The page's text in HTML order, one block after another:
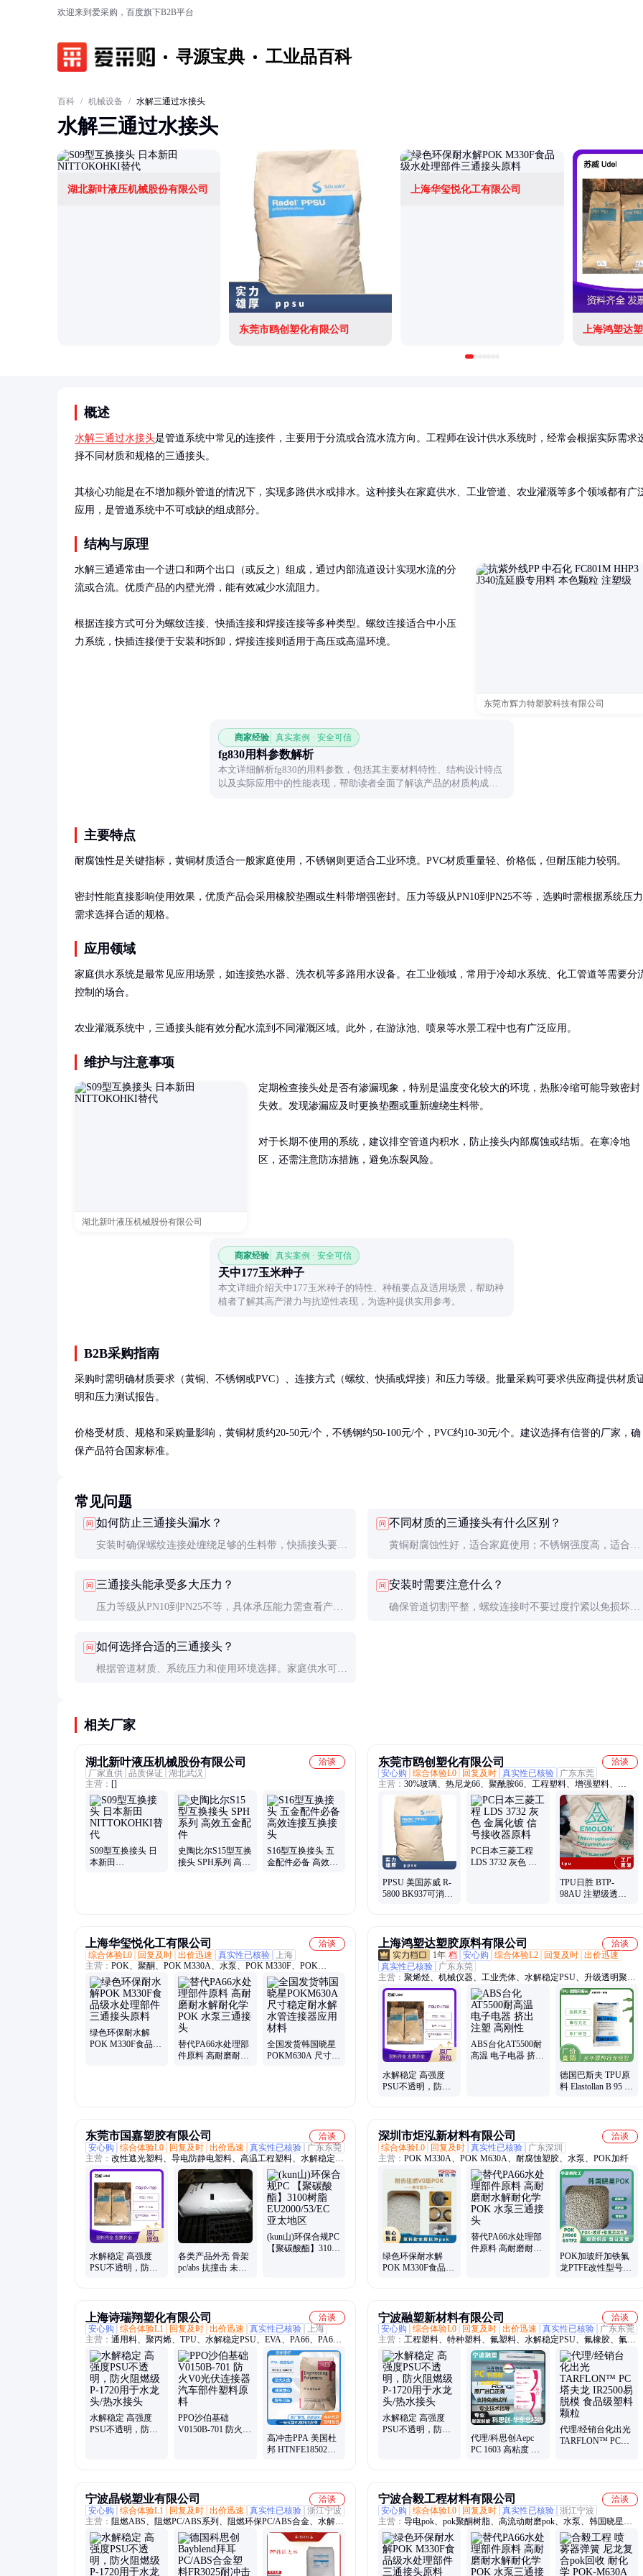
欢迎来到爱采购，百度旗下B2B平台
寻源宝典 工业品百科
百科 / 机械设备 / 水解三通过水接头
水解三通过水接头
湖北新叶液压机械股份有限公司
东莞市鸥创塑化有限公司
上海华玺悦化工有限公司
上海鸿塑达
概述
水解三通过水接头是管道系统中常见的连接件，主要用于分流或合流水流方向。工程师在设计供水系统时，经常会根据实际需求
择不同材质和规格的三通接头。
其核心功能是在不增加额外管道的情况下，实现多路供水或排水。这种接头在家庭供水、工业管道、农业灌溉等多个领域都有广
应用，是管道系统中不可或缺的组成部分。
结构与原理
东莞市辉力特塑胶科技有限公司
水解三通通常由一个进口和两个出口（或反之）组成，通过内部流道设计实现水流的分
流或合流。优质产品的内壁光滑，能有效减少水流阻力。
根据连接方式可分为螺纹连接、快插连接和焊接连接等多种类型。螺纹连接适合中小压
力系统，快插连接便于安装和拆卸，焊接连接则适用于高压或高温环境。
商家经验 真实案例 · 安全可信
fg830用料参数解析
本文详细解析fg830的用料参数，包括其主要材料特性、结构设计特点
以及实际应用中的性能表现，帮助读者全面了解该产品的材质构成和
主要特点
耐腐蚀性是关键指标，黄铜材质适合一般家庭使用，不锈钢则更适合工业环境。PVC材质重量轻、价格低，但耐压能力较弱。
密封性能直接影响使用效果，优质产品会采用橡胶垫圈或生料带增强密封。压力等级从PN10到PN25不等，选购时需根据系统压力
需求选择合适的规格。
应用领域
家庭供水系统是最常见应用场景，如连接热水器、洗衣机等多路用水设备。在工业领域，常用于冷却水系统、化工管道等需要分
控制的场合。
农业灌溉系统中，三通接头能有效分配水流到不同灌溉区域。此外，在游泳池、喷泉等水景工程中也有广泛应用。
维护与注意事项
湖北新叶液压机械股份有限公司
定期检查接头处是否有渗漏现象，特别是温度变化较大的环境，热胀冷缩可能导致密封
失效。发现渗漏应及时更换垫圈或重新缠绕生料带。
对于长期不使用的系统，建议排空管道内积水，防止接头内部腐蚀或结垢。在寒冷地
区，还需注意防冻措施，避免冻裂风险。
商家经验 真实案例 · 安全可信
天中177玉米种子
本文详细介绍天中177玉米种子的特性、种植要点及适用场景，帮助种
植者了解其高产潜力与抗逆性表现，为选种提供实用参考。
B2B采购指南
采购时需明确材质要求（黄铜、不锈钢或PVC）、连接方式（螺纹、快插或焊接）和压力等级。批量采购可要求供应商提供材质
明和压力测试报告。
价格受材质、规格和采购量影响，黄铜材质约20-50元/个，不锈钢约50-100元/个，PVC约10-30元/个。建议选择有信誉的厂家，确
保产品符合国家标准。
常见问题
问 如何防止三通接头漏水？
安装时确保螺纹连接处缠绕足够的生料带，快插接头要检
理。
问 不同材质的三通接头有什么区别？
黄铜耐腐蚀性好，适合家庭使用；不锈钢强度高，适合工
问 三通接头能承受多大压力？
压力等级从PN10到PN25不等，具体承压能力需查看产品
求。
问 安装时需要注意什么？
确保管道切割平整，螺纹连接时不要过度拧紧以免损坏螺
问 如何选择合适的三通接头？
根据管道材质、系统压力和使用环境选择。家庭供水可选
相关厂家
湖北新叶液压机械股份有限公司
洽谈
厂家直供 品质保证 湖北武汉
主营： []
S09型互换接头 日
本新田
史陶比尔S15型互换
接头 SPH系列 高效
S16型互换接头 五
金配件必备 高效连
东莞市鸥创塑化有限公司
洽谈
安心购
综合体验L0 回复及时 真实性已核验
广东东莞
主营： 30%玻璃、热尼龙66、聚酰胺66、工程塑料、增强塑料、
htn54g15hslr、高温尼龙、塑胶颗粒、增强材料、尼龙玻纤、LCP、
TPU、美国杜邦、日本宝理、德国拜耳、ST801、2805、PC、757、
100P、陶氏POE、8480
PPSU 美国苏威 R-
5800 BK937可消毒
PC日本三菱工程
LDS 3732 灰色 金
TPU日胜 BTP-
98AU 注塑级透明;
上海华玺悦化工有限公司
洽谈
综合体验L0
回复及时 出价迅速 真实性已核验
上海
主营： POK、聚酮、POK M330A、水泵、POK M330F、POK
M630A、POK M630F、PA66、POM
绿色环保耐水解
POK M330F食品级
替代PA66水处理部
件原料 高耐磨耐水
全国发货韩国晓星
POKM630A 尺寸稳
上海鸿塑达塑胶原料有限公司
洽谈
1年 档 安心购 综合体验L2 回复及时 出价迅速
真实性已核验
广东东莞
主营： 聚烯烃、机械仪器、工业壳体、水解稳定PSU、升级透明聚丙
烯
水解稳定 高强度
PSU不透明，防火
ABS台化AT5500耐
高温 电子电器 挤出
德国巴斯夫 TPU原
料 Elastollan B 95 A
东莞市国嘉塑胶有限公司
洽谈
安心购
综合体验L0 回复及时 出价迅速 真实性已核验
广东东莞
主营： 改性遮光塑料、导电防静电塑料、高温工程塑料、水解稳定
PSU、EVOH阻隔材料、PPA材料、PPS材料、PA66材料、PC/ABS材
料、LCP材料、PC材料、PCTG材料、光扩散材料、PA6材料、工程
塑料、通用塑料、TPU聚氨酯
水解稳定 高强度
PSU不透明，防火
各类产品外壳 骨架
pc/abs 抗撞击 未增
(kun山)环保合规PC
【聚碳酸酯】3100
深圳市炬泓新材料有限公司
洽谈
综合体验L0
回复及时 真实性已核验
广东深圳
主营： POK M330A、POK M630A、耐腐蚀塑胶、水泵、POK加纤
绿色环保耐水解
POK M330F食品级
替代PA66水处理部
件原料 高耐磨耐水
POK加玻纤加铁氟
龙PTFE改性型号
上海诗瑞翔塑化有限公司
洽谈
安心购
综合体验L1 回复及时 出价迅速 真实性已核验
上海
主营： 通用料、聚丙烯、TPU、水解稳定PSU、EVA、PA66、PA6、
POM、ABS、PC、PPO、POE、PEEK、PPE、PPS、PETG、AES、
PA、TPV
水解稳定 高强度
PSU不透明，防火
PPO沙伯基础
V0150B-701 防火
高冲击PPA 美国杜
邦 HTNFE18502
宁波融塑新材料有限公司
洽谈
安心购
综合体验L0 回复及时 出价迅速 真实性已核验
广东东莞
主营： 工程塑料、特种塑料、氟塑料、水解稳定PSU、氟橡胶、氟硅
胶、热塑性弹性体
水解稳定 高强度
PSU不透明，防火
代理/科思创Aepc
PC 1603 高粘度 抗
代理/经销台化出光
TARFLON™ PC塔
宁波晶锐塑业有限公司
洽谈
安心购
综合体验L1 回复及时 出价迅速 真实性已核验 浙江宁波
主营： 阻燃ABS、阻燃PC/ABS系列、阻燃环保PC/ABS合金、水解稳
定PSU、PBT系列、阻燃PP
宁波合毅工程材料有限公司
洽谈
安心购
综合体验L0 回复及时 真实性已核验 浙江宁波
主营： 导电pok、pok聚酮树脂、高流动耐磨pok、水泵、韩国晓星
POK、POK回收、POK M330A、韩国晓星M630、韩国晓星M730、
韩国晓星E700、韩国晓星M640、韩国晓星M330F、韩国晓星M410、
韩国晓星M330FS、韩国晓星M630F、pok改性材料、pok工程塑料、
韩国晓星聚酮树脂、POK M33FG3、POK M730F、POK M710F、